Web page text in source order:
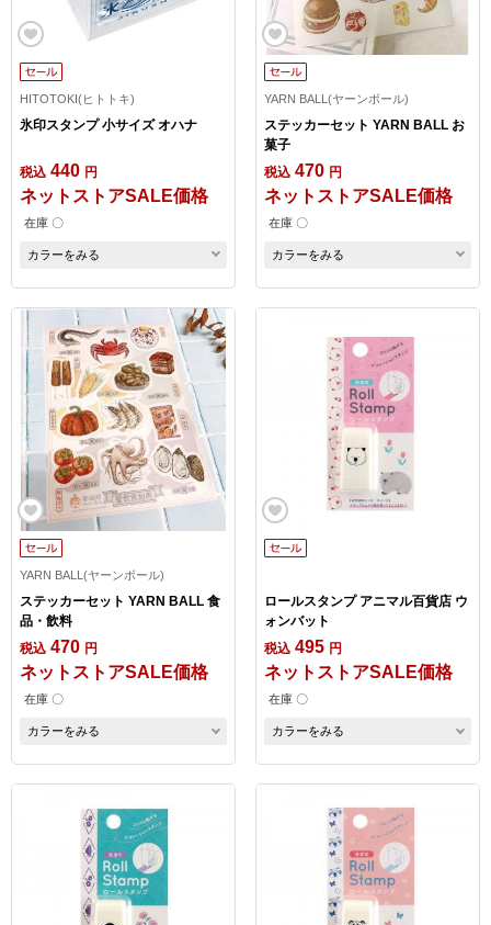
HITOTOKI(ヒトトキ)
氷印スタンプ 小サイズ オハナ
税込 440 円
ネットストアSALE価格
在庫 〇
カラーをみる
YARN BALL(ヤーンボール)
ステッカーセット YARN BALL お
菓子
税込 470 円
ネットストアSALE価格
在庫 〇
カラーをみる
YARN BALL(ヤーンボール)
ステッカーセット YARN BALL 食
品・飲料
税込 470 円
ネットストアSALE価格
在庫 〇
カラーをみる
ロールスタンプ アニマル百貨店 ウ
ォンバット
税込 495 円
ネットストアSALE価格
在庫 〇
カラーをみる